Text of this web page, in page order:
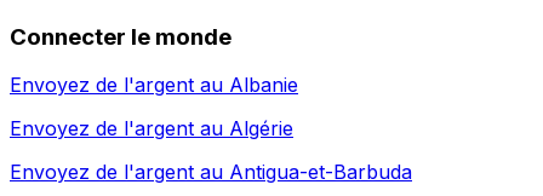
Connecter le monde
Envoyez de l'argent au Albanie
Envoyez de l'argent au Algérie
Envoyez de l'argent au Antigua-et-Barbuda